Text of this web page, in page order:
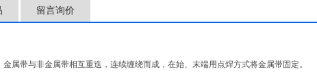
留言询价
金属带与非金属带相互重迭，连续缠绕而成，在始、末端用点焊方式将金属带固定。